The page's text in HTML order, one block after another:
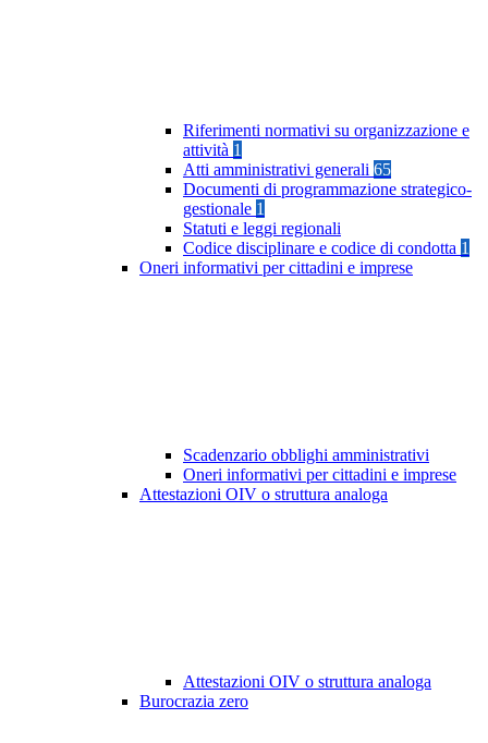
Riferimenti normativi su organizzazione e
attività 1
Atti amministrativi generali 65
Documenti di programmazione strategico-
gestionale 1
Statuti e leggi regionali
Codice disciplinare e codice di condotta 1
Oneri informativi per cittadini e imprese
Scadenzario obblighi amministrativi
Oneri informativi per cittadini e imprese
Attestazioni OIV o struttura analoga
Attestazioni OIV o struttura analoga
Burocrazia zero